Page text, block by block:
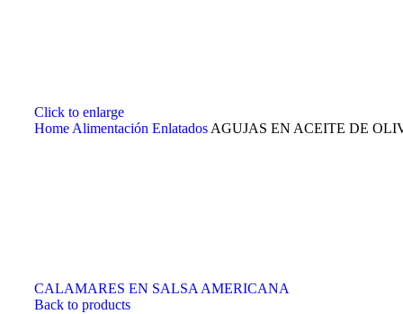
Click to enlarge
Home Alimentación Enlatados AGUJAS EN ACEITE DE
CALAMARES EN SALSA AMERICANA
Back to products